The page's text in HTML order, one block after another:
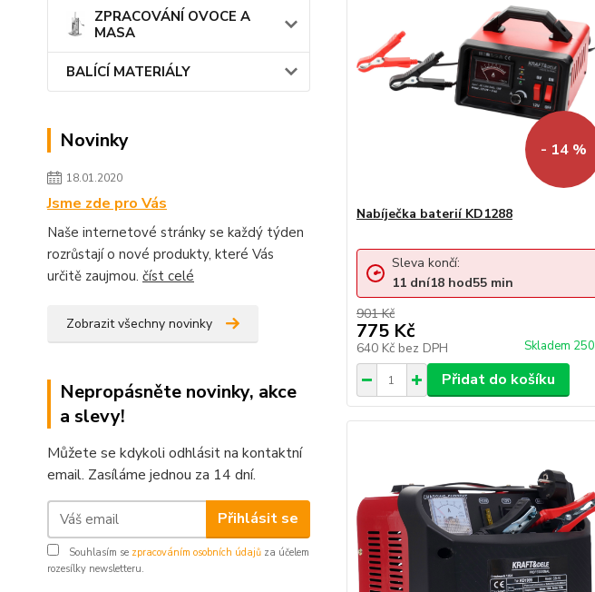
ZPRACOVÁNÍ OVOCE A
MASA
BALÍCÍ MATERIÁLY
Novinky
18.01.2020
Jsme zde pro Vás
Naše internetové stránky se každý týden
rozrůstají o nové produkty, které Vás
určitě zaujmou. číst celé
Zobrazit všechny novinky
Nepropásněte novinky, akce
a slevy!
Můžete se kdykoli odhlásit na kontaktní
email. Zasíláme jednou za 14 dní.
Přihlásit se
Souhlasím se zpracováním osobních údajů za účelem
rozesílky newsletteru.
- 14 %
Nabíječka baterií KD1288
901 Kč
775 Kč
640 Kč bez DPH Skladem 250
Sleva končí:
11 dní18hod55min
Přidat do košíku